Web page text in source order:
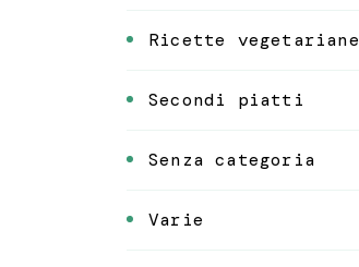
Ricette vegetariane
Secondi piatti
Senza categoria
Varie